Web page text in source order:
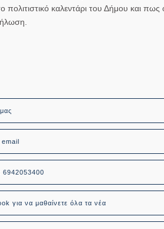
πολιτιστικό καλεντάρι του Δήμου και
email
για να μαθαίνετε όλα τα νέα